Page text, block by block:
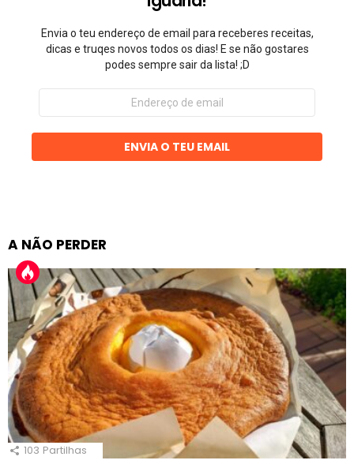
Envia o teu endereço de email para receberes receitas,
dicas e truqes novos todos os dias! E se não gostares
podes sempre sair da lista! ;D
Endereço
email
ENVIA O TEU EMAIL
A NÃO PERDER
103 Partilhas